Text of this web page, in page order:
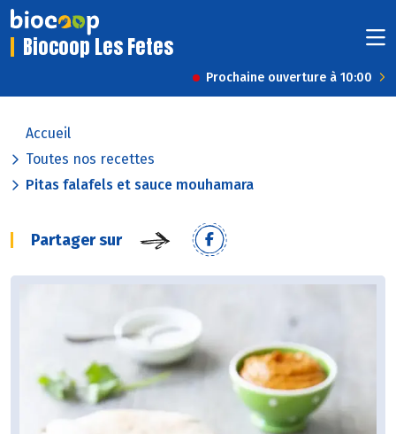
Biocoop Les Fetes
Prochaine ouverture à 10:00
Accueil
Toutes nos recettes
Pitas falafels et sauce mouhamara
Partager sur